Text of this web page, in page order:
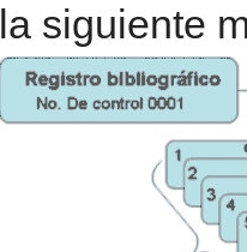
la siguiente